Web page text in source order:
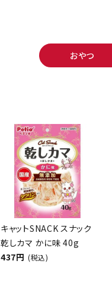
おやつ
キャットSNACK スナック
乾しカマ かに味 40g
437円 (税込)